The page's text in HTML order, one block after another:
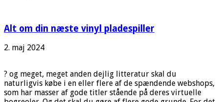
Alt om din næste vinyl pladespiller
2. maj 2024
? og meget, meget anden dejlig litteratur skal du
naturligvis købe i en eller flere af de spændende webshops,
som har masser af gode titler stående på deres virtuelle